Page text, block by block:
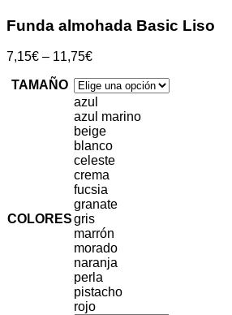
Funda almohada Basic Liso
7,15€ – 11,75€
TAMAÑO
COLORES
azul
azul marino
beige
blanco
celeste
crema
fucsia
granate
gris
marrón
morado
naranja
perla
pistacho
rojo